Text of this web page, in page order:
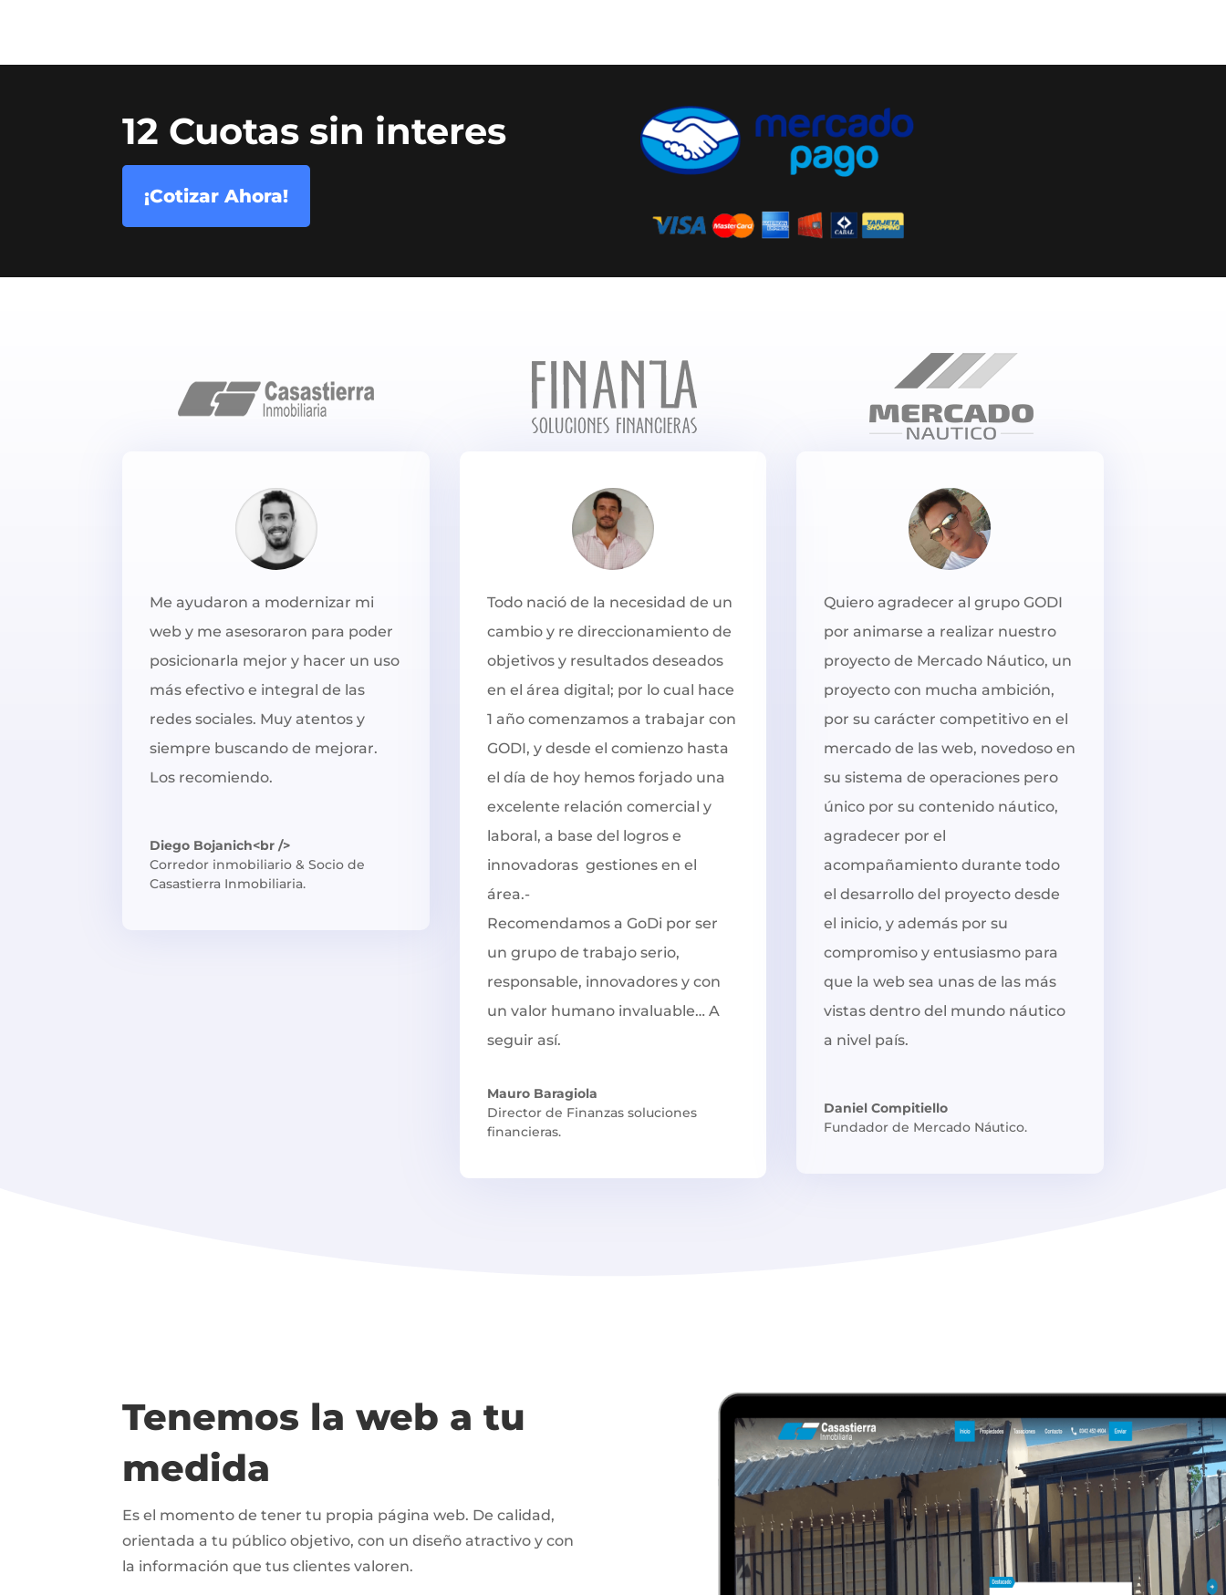
12 Cuotas sin interes
¡Cotizar Ahora!
Me ayudaron a modernizar mi
web y me asesoraron para poder
posicionarla mejor y hacer un uso
más efectivo e integral de las
redes sociales. Muy atentos y
siempre buscando de mejorar.
Los recomiendo.
Diego Bojanich<br />
Corredor inmobiliario & Socio de
Casastierra Inmobiliaria.
Todo nació de la necesidad de un
cambio y re direccionamiento de
objetivos y resultados deseados
en el área digital; por lo cual hace
1 año comenzamos a trabajar con
GODI, y desde el comienzo hasta
el día de hoy hemos forjado una
excelente relación comercial y
laboral, a base del logros e
innovadoras gestiones en el
área.-
Recomendamos a GoDi por ser
un grupo de trabajo serio,
responsable, innovadores y con
un valor humano invaluable… A
seguir así.
Mauro Baragiola
Director de Finanzas soluciones
financieras.
Quiero agradecer al grupo GODI
por animarse a realizar nuestro
proyecto de Mercado Náutico, un
proyecto con mucha ambición,
por su carácter competitivo en el
mercado de las web, novedoso en
su sistema de operaciones pero
único por su contenido náutico,
agradecer por el
acompañamiento durante todo
el desarrollo del proyecto desde
el inicio, y además por su
compromiso y entusiasmo para
que la web sea unas de las más
vistas dentro del mundo náutico
a nivel país.
Daniel Compitiello
Fundador de Mercado Náutico.
Tenemos la web a tu
medida
Es el momento de tener tu propia página web. De calidad,
orientada a tu público objetivo, con un diseño atractivo y con
la información que tus clientes valoren.